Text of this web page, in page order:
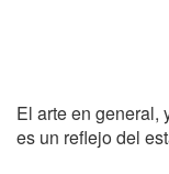
El arte en general,
es un reflejo del